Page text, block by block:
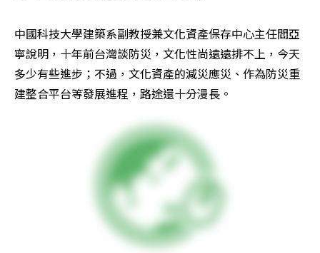
中國科技大學建築系副教授兼文化資產保存中心主任閻亞
寧說明，十年前台灣談防災，文化性尚遠遠排不上，今天
多少有些進步；不過，文化資產的減災應災、作為防災重
建整合平台等發展進程，路途還十分漫長。